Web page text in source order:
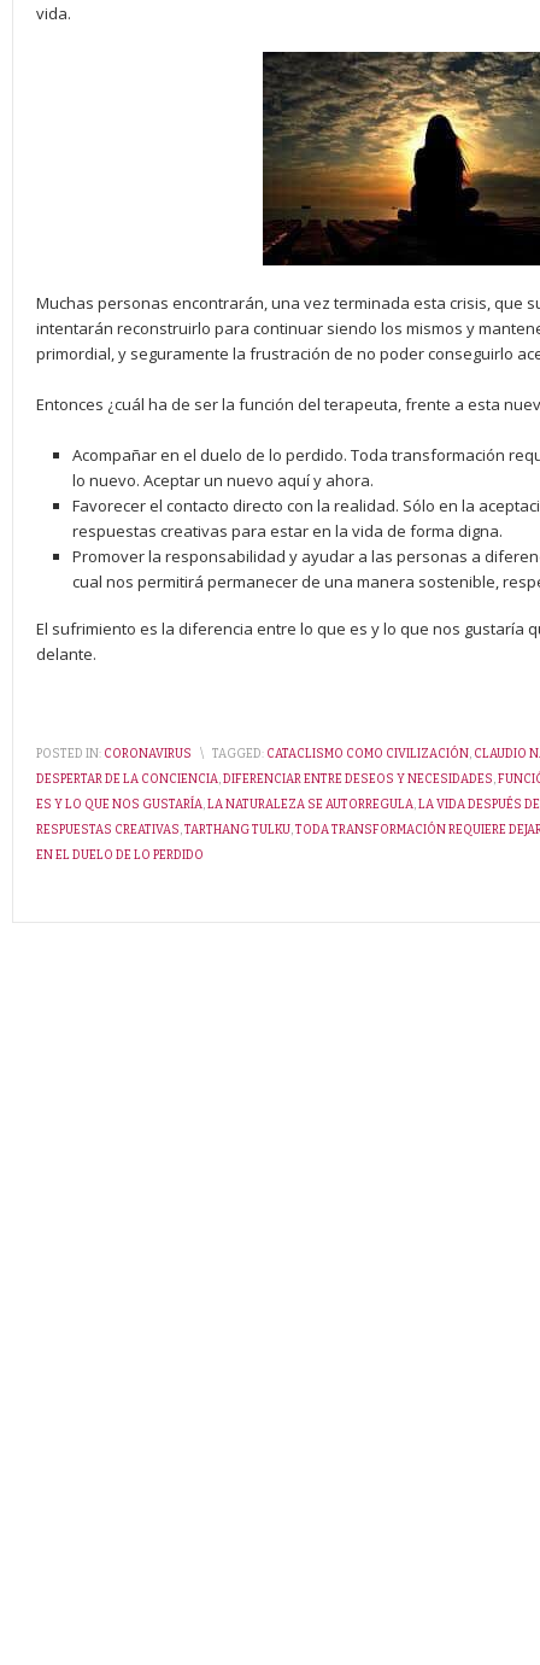
vida.
Muchas personas encontrarán, una vez terminada esta crisis, que
intentarán reconstruirlo para continuar siendo los mismos y
primordial, y seguramente la frustración de no poder conseguirlo
Entonces ¿cuál ha de ser la función del terapeuta, frente a esta
Acompañar en el duelo de lo perdido. Toda transformación
lo nuevo. Aceptar un nuevo aquí y ahora.
Favorecer el contacto directo con la realidad. Sólo en la
respuestas creativas para estar en la vida de forma digna.
Promover la responsabilidad y ayudar a las personas a
cual nos permitirá permanecer de una manera sostenible,
El sufrimiento es la diferencia entre lo que es y lo que nos gustaría
delante.
POSTED IN: CORONAVIRUS \ TAGGED: CATACLISMO COMO CIVILIZACIÓN, CLAUDIO
DESPERTAR DE LA CONCIENCIA,DIFERENCIAR ENTRE DESEOS Y NECESIDADES,
ES Y LO QUE NOS GUSTARÍA,LA NATURALEZA SE AUTORREGULA,LA VIDA DESPUÉS
RESPUESTAS CREATIVAS,TARTHANG TULKU,TODA TRANSFORMACIÓN REQUIERE
EN EL DUELO DE LO PERDIDO